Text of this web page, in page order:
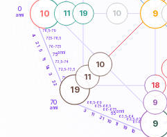
0
anni
70
anni
61-62,5
62,5-63,5
63,5-64
66-67,5
67,5-68,5
68,5-69
71-72,5
72,5-73,5
73,5-74
76-77,5
77,5-78,5
78,5-79
10
19
11
10
21
11
3
22
3
14
11
5
21
4
10
9
9
19 18
11
9
19 10
11
10
65anni
75anni